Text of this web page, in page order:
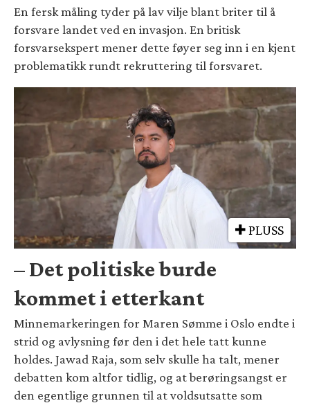
En fersk måling tyder på lav vilje blant briter til å
forsvare landet ved en invasjon. En britisk
forsvarsekspert mener dette føyer seg inn i en kjent
problematikk rundt rekruttering til forsvaret.
PLUSS
– Det politiske burde
kommet i etterkant
Minnemarkeringen for Maren Sømme i Oslo endte i
strid og avlysning før den i det hele tatt kunne
holdes. Jawad Raja, som selv skulle ha talt, mener
debatten kom altfor tidlig, og at berøringsangst er
den egentlige grunnen til at voldsutsatte som